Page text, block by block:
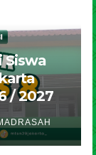
Siswa
/ 2027